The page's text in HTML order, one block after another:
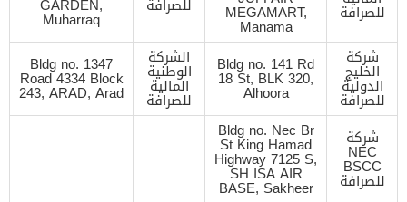
للصرافة MEGAMART,
Manama
للصرافة GARDEN,
Muharraq
شركة
الخليج
الدولية
للصرافة
Bldg no. 141 Rd
18 St, BLK 320,
Alhoora
الشركة
الوطنية
المالية
للصرافة
Bldg no. 1347
Road 4334 Block
243, ARAD, Arad
شركة
NEC
BSCC
للصرافة
Bldg no. Nec Br
St King Hamad
Highway 7125 S,
SH ISA AIR
BASE, Sakheer